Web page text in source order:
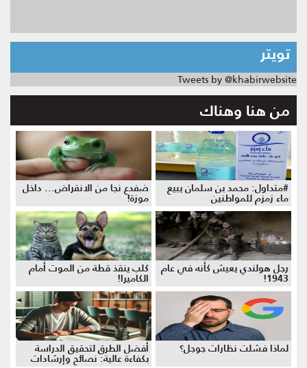
تويتر
Tweets by @khabirwebsite
من هنا وهناك
#متداول: محمد بن سلمان يبيع
ماء زمزم للمواطنين
ضفدع نجا من الانقراض... داخل
موزة!
رجل هولندي يعيش كأنه في عام
1943!
كلب ينقذ قطة من الموت أمام
الكاميرا!
لماذا فشلت نظارات جوجل؟ أفضل الطرق لتحقيق الدراسة
بكفاءة عالية: نصائح وإرشادات